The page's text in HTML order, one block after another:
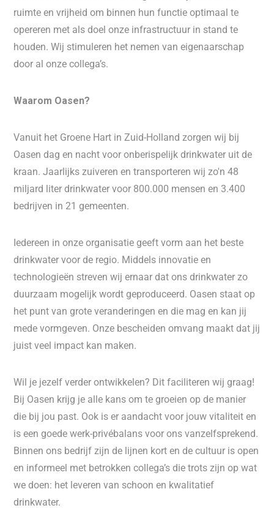
ruimte en vrijheid om binnen hun functie optimaal te
opereren met als doel onze infrastructuur in stand te
houden. Wij stimuleren het nemen van eigenaarschap
door al onze collega’s.
Waarom Oasen?
Vanuit het Groene Hart in Zuid-Holland zorgen wij bij
Oasen dag en nacht voor onberispelijk drinkwater uit de
kraan. Jaarlijks zuiveren en transporteren wij zo'n 48
miljard liter drinkwater voor 800.000 mensen en 3.400
bedrijven in 21 gemeenten.
Iedereen in onze organisatie geeft vorm aan het beste
drinkwater voor de regio. Middels innovatie en
technologieën streven wij ernaar dat ons drinkwater zo
duurzaam mogelijk wordt geproduceerd. Oasen staat op
het punt van grote veranderingen en die mag en kan jij
mede vormgeven. Onze bescheiden omvang maakt dat jij
juist veel impact kan maken.
Wil je jezelf verder ontwikkelen? Dit faciliteren wij graag!
Bij Oasen krijg je alle kans om te groeien op de manier
die bij jou past. Ook is er aandacht voor jouw vitaliteit en
is een goede werk-privébalans voor ons vanzelfsprekend.
Binnen ons bedrijf zijn de lijnen kort en de cultuur is open
en informeel met betrokken collega’s die trots zijn op wat
we doen: het leveren van schoon en kwalitatief
drinkwater.